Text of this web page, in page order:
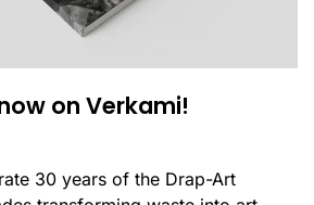
on Verkami!
30 years of the Drap-Art